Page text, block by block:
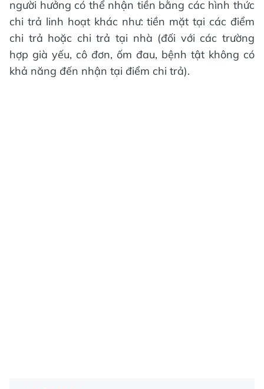
người hưởng có thể nhận tiền bằng các hình thức
chi trả linh hoạt khác như: tiền mặt tại các điểm
chi trả hoặc chi trả tại nhà (đối với các trường
hợp già yếu, cô đơn, ốm đau, bệnh tật không có
khả năng đến nhận tại điểm chi trả).